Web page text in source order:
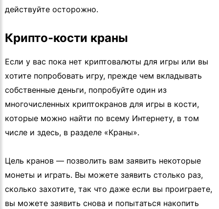
действуйте осторожно.
Крипто-кости краны
Если у вас пока нет криптовалюты для игры или вы
хотите попробовать игру, прежде чем вкладывать
собственные деньги, попробуйте один из
многочисленных криптокранов для игры в кости,
которые можно найти по всему Интернету, в том
числе и здесь, в разделе «Краны».
Цель кранов — позволить вам заявить некоторые
монеты и играть. Вы можете заявить столько раз,
сколько захотите, так что даже если вы проиграете,
вы можете заявить снова и попытаться накопить